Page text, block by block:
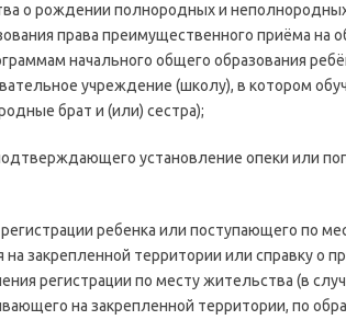
рождении полнородных и неполнородных
права преимущественного приёма на
начального общего образования
учреждение (школу), в котором
брат и (или) сестра);
установление опеки или
ребенка или поступающего по
закрепленной территории или справку о
регистрации по месту жительства (в
на закрепленной территории, по